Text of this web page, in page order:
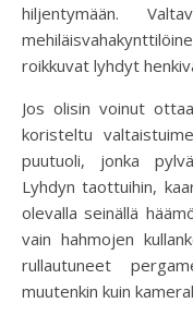
hiljentymään.
roikkuvat lyhdyt
Jos olisin voinut
koristeltu
puutuoli, jonka
Lyhdyn taottuihin,
olevalla seinällä
vain hahmojen
rullautuneet
muutenkin kuin